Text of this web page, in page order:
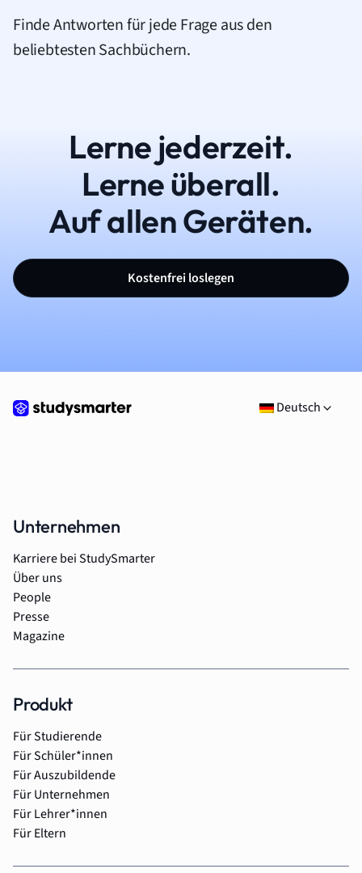
Finde Antworten für jede Frage aus den
beliebtesten Sachbüchern.
Lerne jederzeit.
Lerne überall.
Auf allen Geräten.
Kostenfrei loslegen
Deutsch
Unternehmen
Karriere bei StudySmarter
Über uns
People
Presse
Magazine
Produkt
Für Studierende
Für Schüler*innen
Für Auszubildende
Für Unternehmen
Für Lehrer*innen
Für Eltern